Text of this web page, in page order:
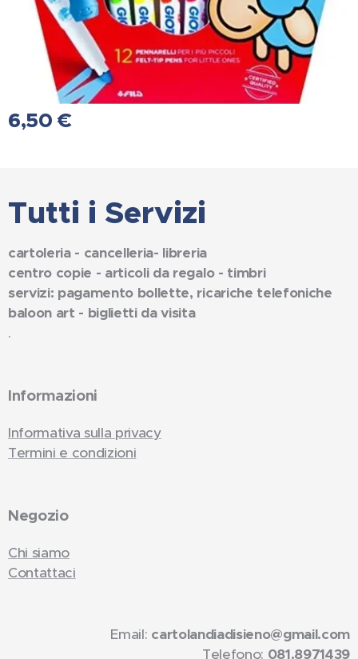
6,50 €
Tutti i Servizi
cartoleria - cancelleria- libreria
centro copie - articoli da regalo - timbri
servizi: pagamento bollette, ricariche telefoniche
baloon art - biglietti da visita
.
Informazioni
Informativa sulla privacy
Termini e condizioni
Negozio
Chi siamo
Contattaci
Email: cartolandiadisieno@gmail.com
Telefono: 081.8971439